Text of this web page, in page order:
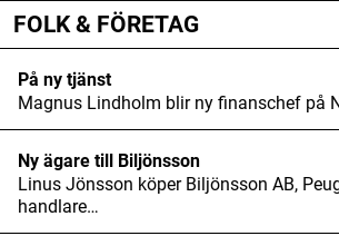
FOLK & FÖRETAG
På ny tjänst
Magnus Lindholm blir ny finanschef på
Ny ägare till Biljönsson
Linus Jönsson köper Biljönsson AB,
handlare…